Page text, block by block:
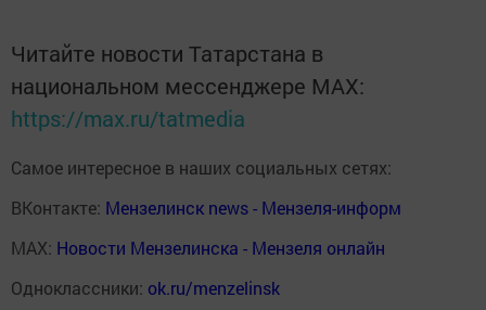
Читайте новости Татарстана в
национальном мессенджере MАХ:
https://max.ru/tatmedia
Самое интересное в наших социальных сетях:
ВКонтакте: Мензелинск news - Мензеля-информ
MAX: Новости Мензелинска - Мензеля онлайн
Одноклассники: ok.ru/menzelinsk